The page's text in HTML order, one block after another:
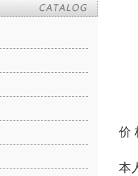
价
本